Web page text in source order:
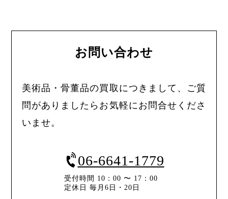
お問い合わせ
美術品・骨董品の買取につきまして、ご質
問がありましたらお気軽にお問合せくださ
いませ。
06-6641-1779
受付時間 10：00 〜 17：00
定休日 毎月6日・20日